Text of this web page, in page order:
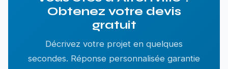
Obtenez votre devis
gratuit
Décrivez votre projet en quelques
secondes. Réponse personnalisée garantie